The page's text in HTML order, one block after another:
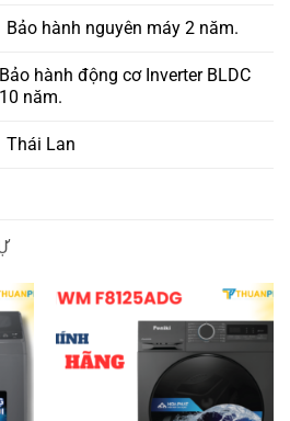
Bảo hành nguyên máy 2 năm.
Bảo hành động cơ Inverter BLDC
10 năm.
Thái Lan